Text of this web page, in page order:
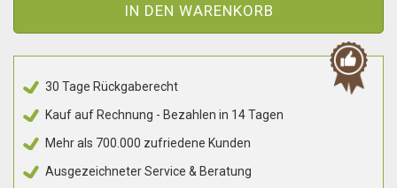
IN DEN WARENKORB
30 Tage Rückgaberecht
Kauf auf Rechnung - Bezahlen in 14 Tagen
Mehr als 700.000 zufriedene Kunden
Ausgezeichneter Service & Beratung